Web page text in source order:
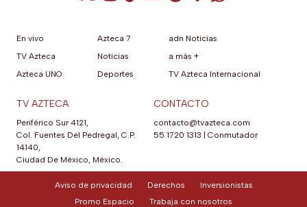
En vivo
TV Azteca
Azteca UNO
Azteca 7
Noticias
Deportes
adn Noticias
a más +
TV Azteca Internacional
TV AZTECA
Periférico Sur 4121,
Col. Fuentes Del Pedregal, C.P.
14140,
Ciudad De México, México.
CONTACTO
contacto@tvazteca.com
55 1720 1313 | Conmutador
Aviso de privacidad Derechos
Inversionistas
Promo Espacio
Trabaja con nosotros